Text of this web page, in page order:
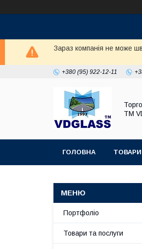
Зараз компанія не може
+380 (95) 922-12-11
ТМ
ГОЛОВНА
Портфоліо
Товари та послуги